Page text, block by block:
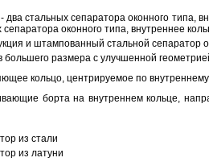
стальных сепаратора оконного типа,
оконного типа, внутреннее
и штампованный стальной сепаратор
размера с улучшенной
кольцо, центрируемое по
борта на внутреннем кольце,
из стали
из латуни